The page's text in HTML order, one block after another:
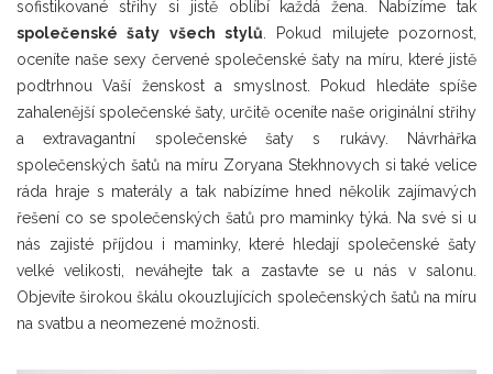
sofistikované střihy si jistě oblíbí každá žena. Nabízíme tak
společenské šaty všech stylů. Pokud milujete pozornost,
oceníte naše sexy červené společenské šaty na míru, které jistě
podtrhnou Vaší ženskost a smyslnost. Pokud hledáte spíše
zahalenější společenské šaty, určitě oceníte naše originální střihy
a extravagantní společenské šaty s rukávy. Návrhářka
společenských šatů na míru Zoryana Stekhnovych si také velice
ráda hraje s materály a tak nabízíme hned několik zajímavých
řešení co se společenských šatů pro maminky týká. Na své si u
nás zajisté příjdou i maminky, které hledají společenské šaty
velké velikosti, neváhejte tak a zastavte se u nás v salonu.
Objevíte širokou škálu okouzlujících společenských šatů na míru
na svatbu a neomezené možnosti.